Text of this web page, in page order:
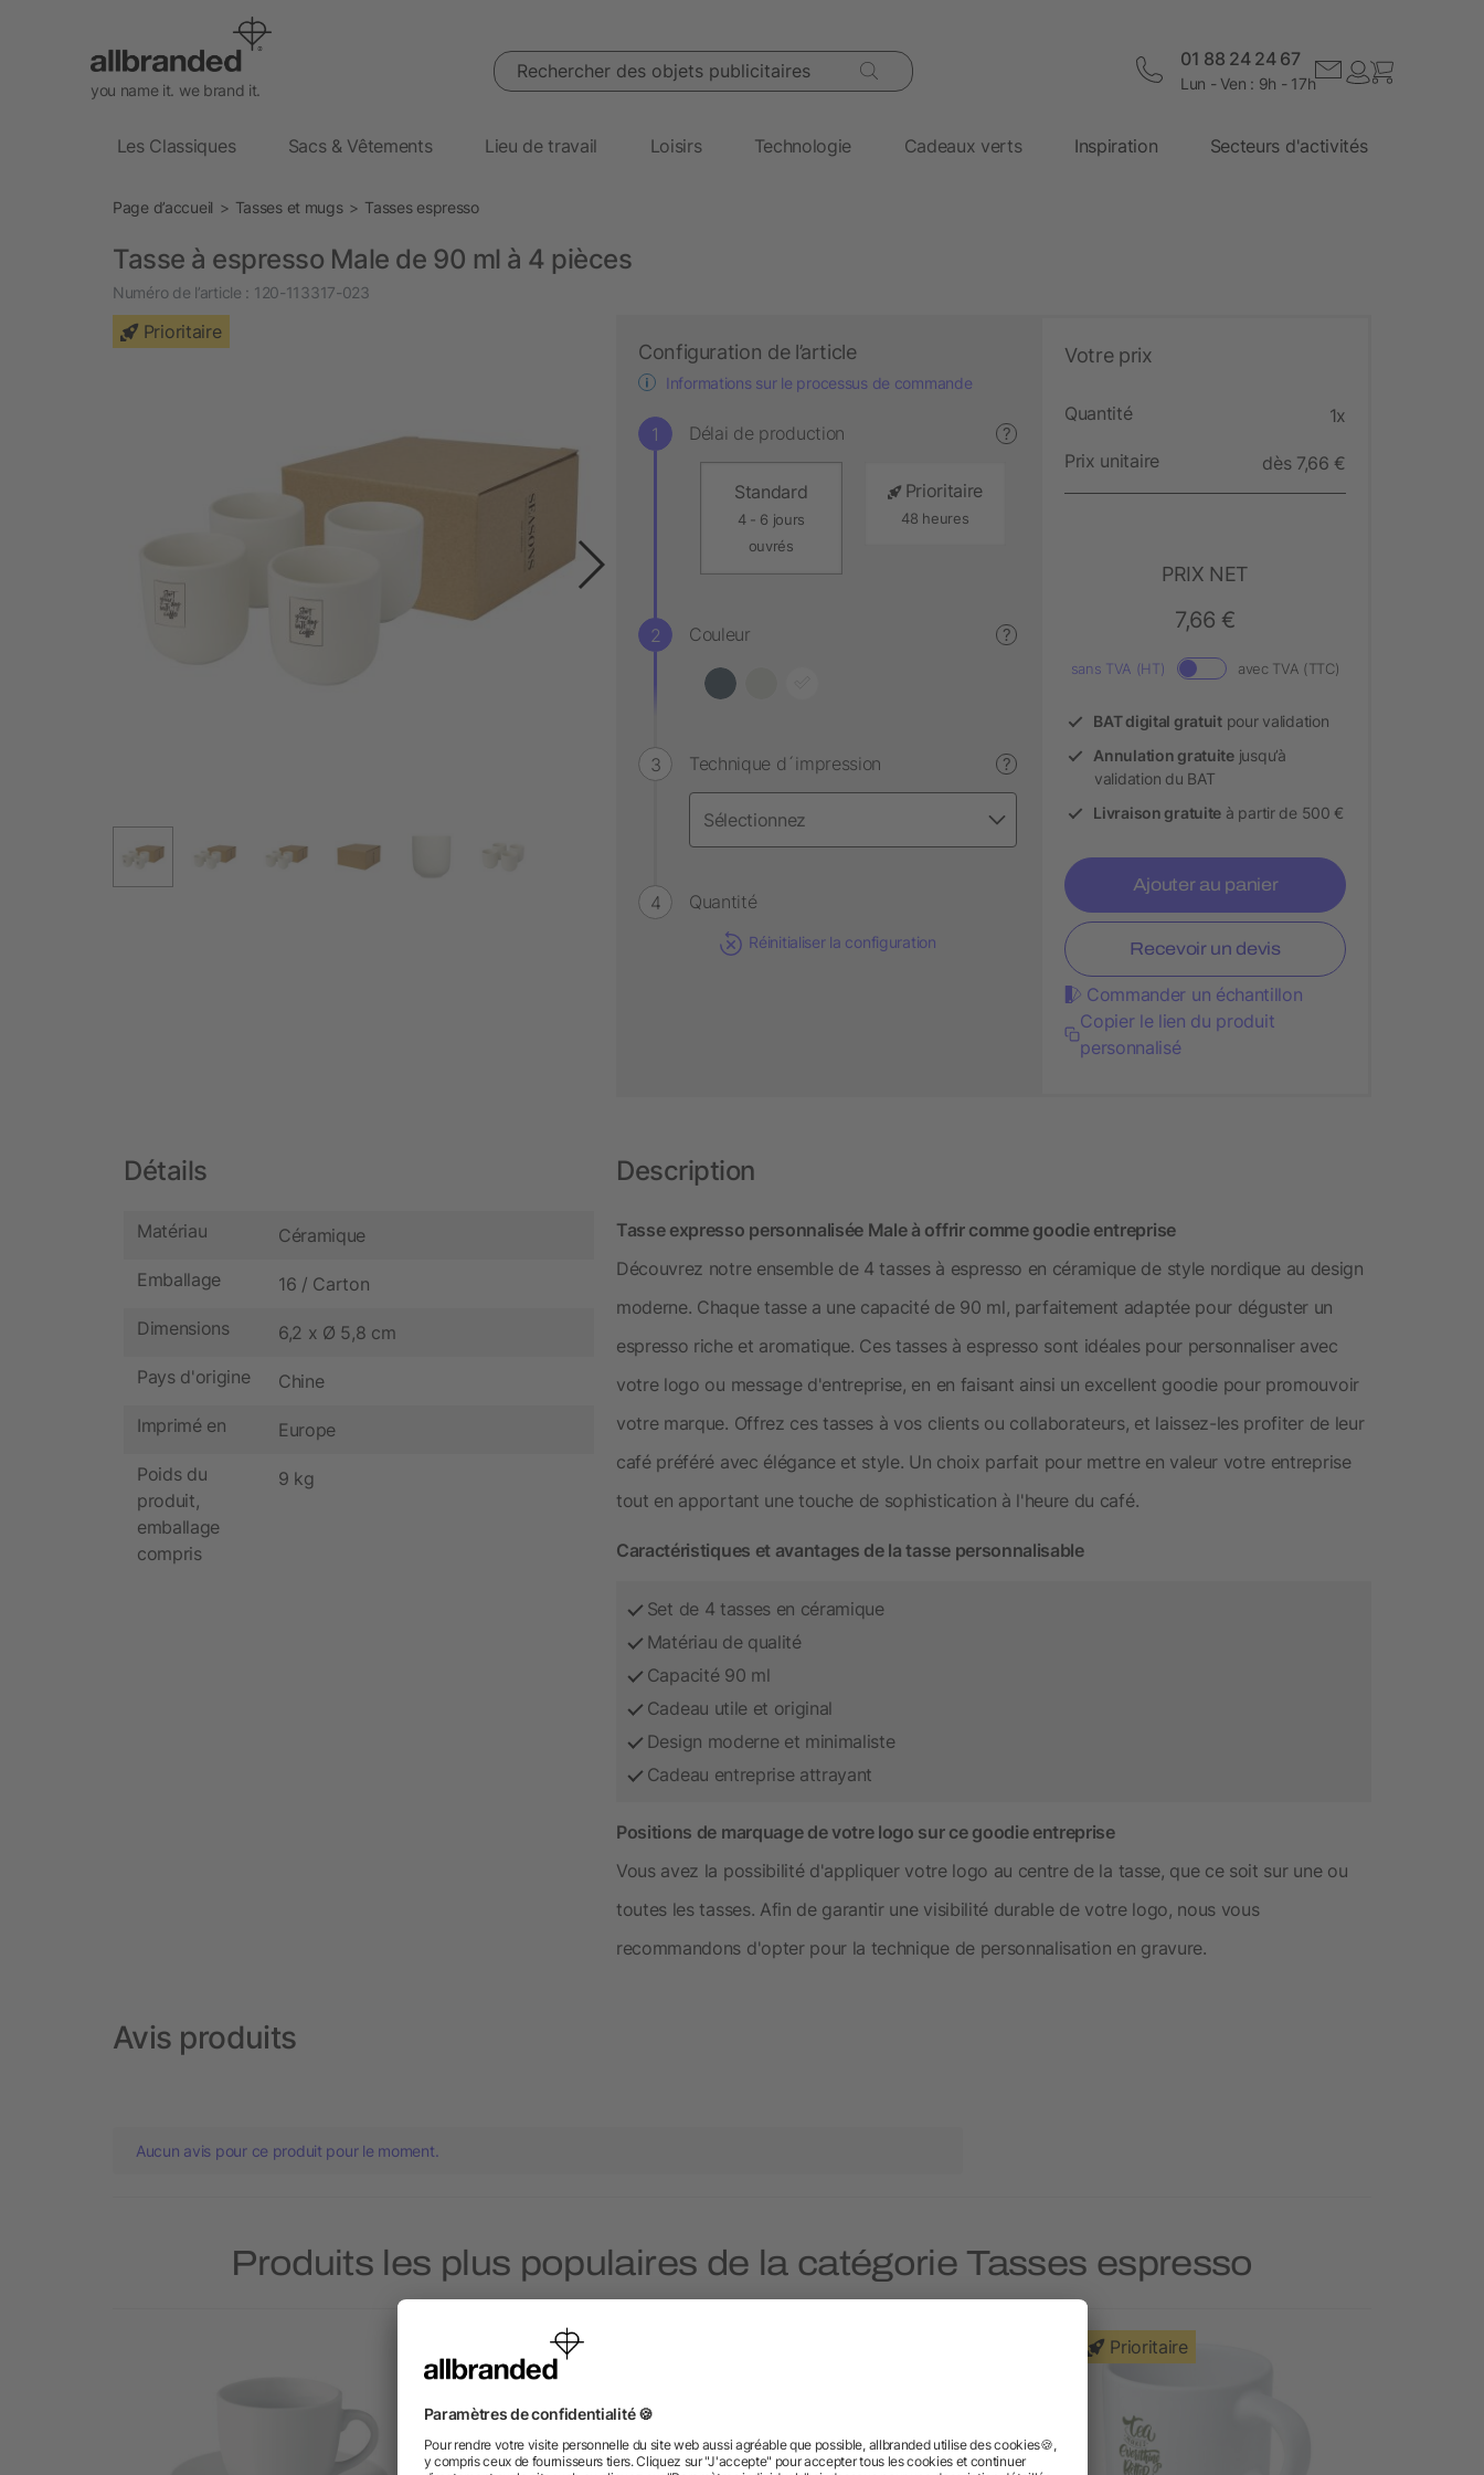
you name it. we brand it.
Rechercher des objets publicitaires 01 88 24 24 67
Lun - Ven : 9h - 17h
Les Classiques Sacs & Vêtements Lieu de travail Loisirs Technologie Cadeaux verts Inspiration Secteurs d'activités
Page d’accueil Tasses et mugs Tasses espresso
Tasse à espresso Male de 90 ml à 4 pièces
Numéro de l’article : 120-113317-023
Prioritaire
Configuration de l’article
Informations sur le processus de commande
Délai de production ?
Standard
4 - 6 jours
ouvrés
Prioritaire
48 heures
Couleur ?
Technique d´impression ?
Quantité
Réinitialiser la configuration
Votre prix
Quantité 1x
Prix unitaire dès 7,66 €
PRIX NET
7,66 €
sans TVA (HT) avec TVA (TTC)
BAT digital gratuitpour validation
Annulation gratuitejusqu’à
validation du BAT
Livraison gratuite à partir de 500 €
Ajouter au panier
Recevoir un devis
Commander un échantillon
Copier le lien du produit
personnalisé
Détails
Matériau Céramique
Emballage 16 / Carton
Dimensions 6,2 x Ø 5,8 cm
Pays d'origine Chine
Imprimé en Europe
Poids du
produit,
emballage
compris
9 kg
Description
Tasse expresso personnalisée Male à offrir comme goodie entreprise
Découvrez notre ensemble de 4 tasses à espresso en céramique de style nordique au design
moderne. Chaque tasse a une capacité de 90 ml, parfaitement adaptée pour déguster un
espresso riche et aromatique. Ces tasses à espresso sont idéales pour personnaliser avec
votre logo ou message d'entreprise, en en faisant ainsi un excellent goodie pour promouvoir
votre marque. Offrez ces tasses à vos clients ou collaborateurs, et laissez-les profiter de leur
café préféré avec élégance et style. Un choix parfait pour mettre en valeur votre entreprise
tout en apportant une touche de sophistication à l'heure du café.
Caractéristiques et avantages de la tasse personnalisable
Set de 4 tasses en céramique
Matériau de qualité
Capacité 90 ml
Cadeau utile et original
Design moderne et minimaliste
Cadeau entreprise attrayant
Positions de marquage de votre logo sur ce goodie entreprise
Vous avez la possibilité d'appliquer votre logo au centre de la tasse, que ce soit sur une ou
toutes les tasses. Afin de garantir une visibilité durable de votre logo, nous vous
recommandons d'opter pour la technique de personnalisation en gravure.
Avis produits
Aucun avis pour ce produit pour le moment.
Produits les plus populaires de la catégorie Tasses espresso
Prioritaire Prioritaire